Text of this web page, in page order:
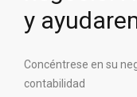
y
Concéntrese en su
contabilidad